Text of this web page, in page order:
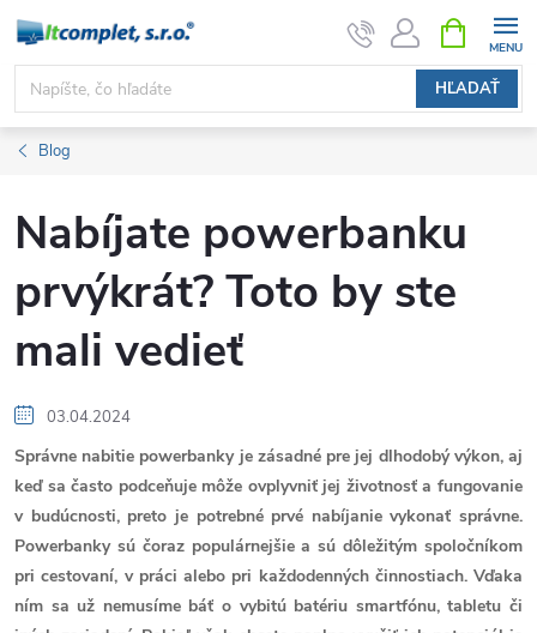
Prejsť
obsah
HĽADAŤ
KOŠÍK
Blog
Nabíjate powerbanku
prvýkrát? Toto by ste
mali vedieť
03.04.2024
Správne nabitie powerbanky je zásadné pre jej dlhodobý výkon, aj
keď sa často podceňuje môže ovplyvniť jej životnosť a fungovanie
v budúcnosti, preto je potrebné prvé nabíjanie vykonať správne.
Powerbanky sú čoraz populárnejšie a sú dôležitým spoločníkom
pri cestovaní, v práci alebo pri každodenných činnostiach. Vďaka
ním sa už nemusíme báť o vybitú batériu smartfónu, tabletu či